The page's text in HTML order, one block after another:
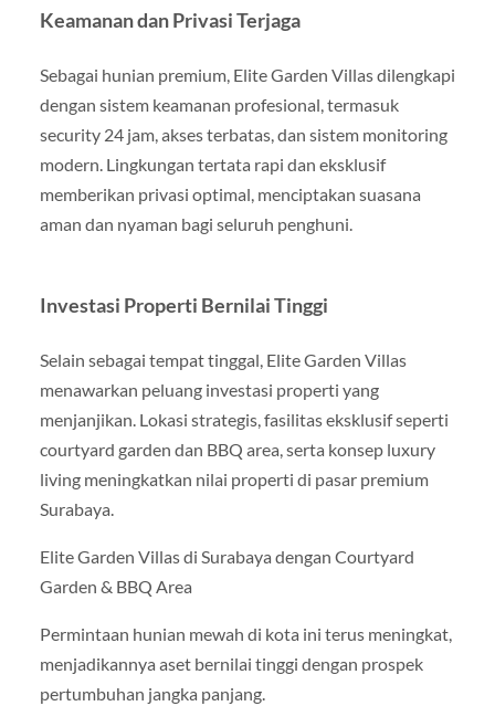
Keamanan dan Privasi Terjaga
Sebagai hunian premium, Elite Garden Villas dilengkapi
dengan sistem keamanan profesional, termasuk
security 24 jam, akses terbatas, dan sistem monitoring
modern. Lingkungan tertata rapi dan eksklusif
memberikan privasi optimal, menciptakan suasana
aman dan nyaman bagi seluruh penghuni.
Investasi Properti Bernilai Tinggi
Selain sebagai tempat tinggal, Elite Garden Villas
menawarkan peluang investasi properti yang
menjanjikan. Lokasi strategis, fasilitas eksklusif seperti
courtyard garden dan BBQ area, serta konsep luxury
living meningkatkan nilai properti di pasar premium
Surabaya.
Elite Garden Villas di Surabaya dengan Courtyard
Garden & BBQ Area
Permintaan hunian mewah di kota ini terus meningkat,
menjadikannya aset bernilai tinggi dengan prospek
pertumbuhan jangka panjang.